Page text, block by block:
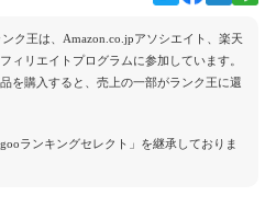
ク王は、Amazon.co.jpアソシエイト、楽天
ィリエイトプログラムに参加しています。
を購入すると、売上の一部がランク王に還
ランキングセレクト」を継承しておりま